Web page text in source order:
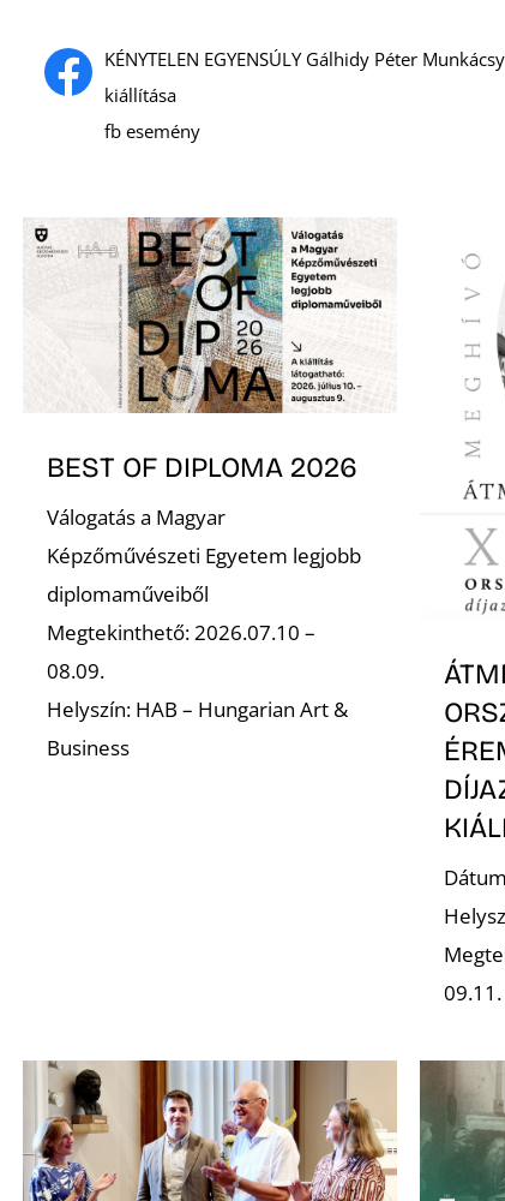
KÉNYTELEN EGYENSÚLY Gálhidy Péter
kiállítása
fb esemény
BEST OF DIPLOMA 2026
Válogatás a Magyar
Képzőművészeti Egyetem legjobb
diplomaműveiből
Megtekinthető: 2026.07.10 –
08.09.
Helyszín: HAB – Hungarian Art &
Business
09.11.